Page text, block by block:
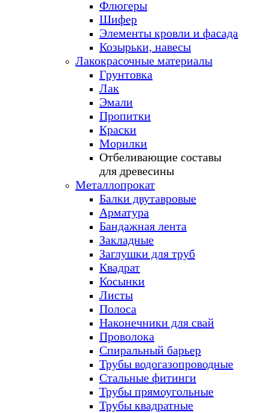
Флюгеры
Шифер
Элементы кровли и фасада
Козырьки, навесы
Лакокрасочные материалы
Грунтовка
Лак
Эмали
Пропитки
Краски
Морилки
Отбеливающие составы
для древесины
Металлопрокат
Балки двутавровые
Арматура
Бандажная лента
Закладные
Заглушки для труб
Квадрат
Косынки
Листы
Полоса
Наконечники для свай
Проволока
Спиральный барьер
Трубы водогазопроводные
Стальные фитинги
Трубы прямоугольные
Трубы квадратные